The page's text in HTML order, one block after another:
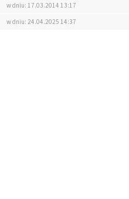
w dniu: 17.03.2014 13:17
w dniu: 24.04.2025 14:37